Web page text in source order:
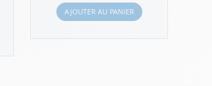
AJOUTER AU PANIER